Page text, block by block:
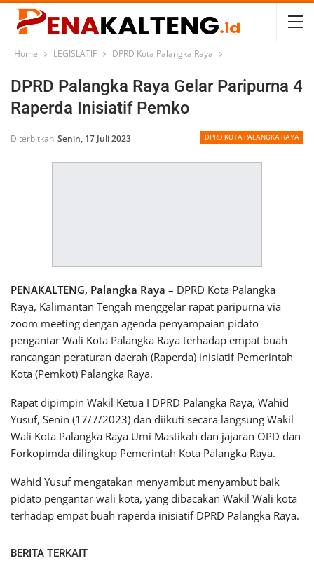
Home LEGISLATIF DPRD Kota Palangka Raya
DPRD Palangka Raya Gelar Paripurna 4
Raperda Inisiatif Pemko
DPRD KOTA PALANGKA RAYA
Diterbitkan Senin, 17 Juli 2023
PENAKALTENG, Palangka Raya – DPRD Kota Palangka
Raya, Kalimantan Tengah menggelar rapat paripurna via
zoom meeting dengan agenda penyampaian pidato
pengantar Wali Kota Palangka Raya terhadap empat buah
rancangan peraturan daerah (Raperda) inisiatif Pemerintah
Kota (Pemkot) Palangka Raya.
Rapat dipimpin Wakil Ketua I DPRD Palangka Raya, Wahid
Yusuf, Senin (17/7/2023) dan diikuti secara langsung Wakil
Wali Kota Palangka Raya Umi Mastikah dan jajaran OPD dan
Forkopimda dilingkup Pemerintah Kota Palangka Raya.
Wahid Yusuf mengatakan menyambut menyambut baik
pidato pengantar wali kota, yang dibacakan Wakil Wali kota
terhadap empat buah raperda inisiatif DPRD Palangka Raya.
BERITA TERKAIT